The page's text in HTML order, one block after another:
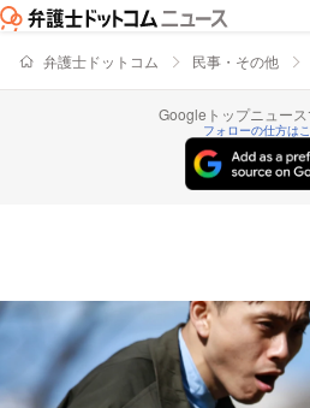
弁護士ドットコム 民事・その他
Googleトップニュー
フォローの仕方は